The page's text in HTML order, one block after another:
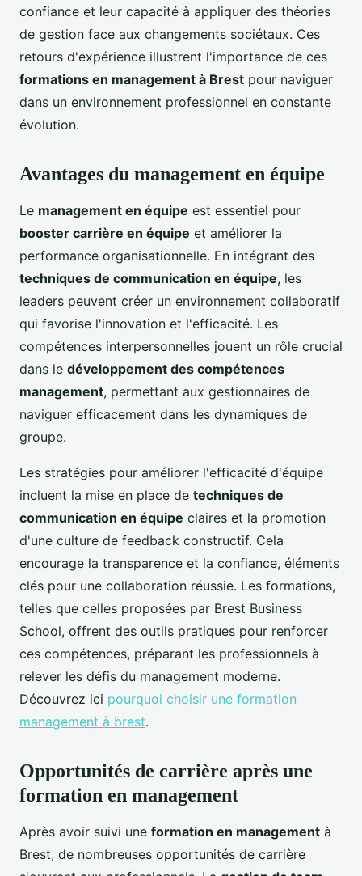
confiance et leur capacité à appliquer des théories
de gestion face aux changements sociétaux. Ces
retours d'expérience illustrent l'importance de ces
formations en management à Brest pour naviguer
dans un environnement professionnel en constante
évolution.
Avantages du management en équipe
Le management en équipe est essentiel pour
booster carrière en équipe et améliorer la
performance organisationnelle. En intégrant des
techniques de communication en équipe, les
leaders peuvent créer un environnement collaboratif
qui favorise l'innovation et l'efficacité. Les
compétences interpersonnelles jouent un rôle crucial
dans le développement des compétences
management, permettant aux gestionnaires de
naviguer efficacement dans les dynamiques de
groupe.
Les stratégies pour améliorer l'efficacité d'équipe
incluent la mise en place de techniques de
communication en équipe claires et la promotion
d'une culture de feedback constructif. Cela
encourage la transparence et la confiance, éléments
clés pour une collaboration réussie. Les formations,
telles que celles proposées par Brest Business
School, offrent des outils pratiques pour renforcer
ces compétences, préparant les professionnels à
relever les défis du management moderne.
Découvrez ici pourquoi choisir une formation
management à brest.
Opportunités de carrière après une
formation en management
Après avoir suivi une formation en management à
Brest, de nombreuses opportunités de carrière